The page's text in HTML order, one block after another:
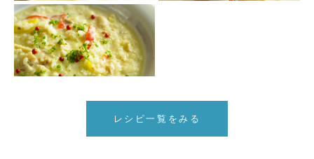
レシピ一覧をみる